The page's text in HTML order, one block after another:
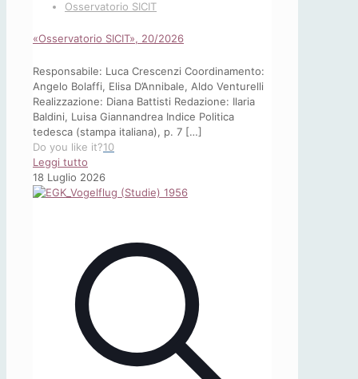
Osservatorio SICIT
«Osservatorio SICIT», 20/2026
Responsabile: Luca Crescenzi Coordinamento:
Angelo Bolaffi, Elisa D’Annibale, Aldo Venturelli
Realizzazione: Diana Battisti Redazione: Ilaria
Baldini, Luisa Giannandrea Indice Politica
tedesca (stampa italiana), p. 7 […]
Do you like it?10
Leggi tutto
«Osservatorio
SICIT»,
18 Luglio 2026